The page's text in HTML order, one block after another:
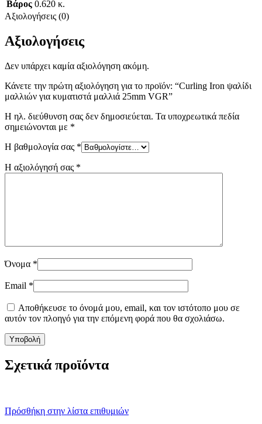
Βάρος 0.620 κ.
Αξιολογήσεις (0)
Αξιολογήσεις
Δεν υπάρχει καμία αξιολόγηση ακόμη.
Κάνετε την πρώτη αξιολόγηση για το προϊόν: “Curling Iron ψαλίδι
μαλλιών για κυματιστά μαλλιά 25mm VGR”
Η ηλ. διεύθυνση σας δεν δημοσιεύεται. Τα υποχρεωτικά πεδία
σημειώνονται με *
Η βαθμολογία σας *
Η αξιολόγησή σας *
Όνομα *
Email *
Αποθήκευσε το όνομά μου, email, και τον ιστότοπο μου σε
αυτόν τον πλοηγό για την επόμενη φορά που θα σχολιάσω.
Σχετικά προϊόντα
Πρόσθήκη στην λίστα επιθυμιών